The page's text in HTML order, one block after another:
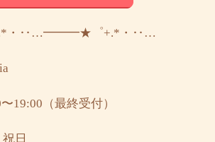
・‥…━━━★゜+.*・‥…
19:00（最終受付）
日